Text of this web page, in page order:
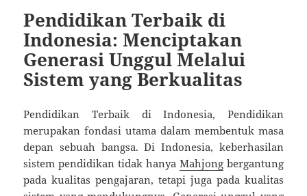
Pendidikan Terbaik di
Indonesia: Menciptakan
Generasi Unggul Melalui
Sistem yang Berkualitas
Pendidikan Terbaik di Indonesia, Pendidikan
merupakan fondasi utama dalam membentuk masa
depan sebuah bangsa. Di Indonesia, keberhasilan
sistem pendidikan tidak hanya Mahjongbergantung
pada kualitas pengajaran, tetapi juga pada kualitas